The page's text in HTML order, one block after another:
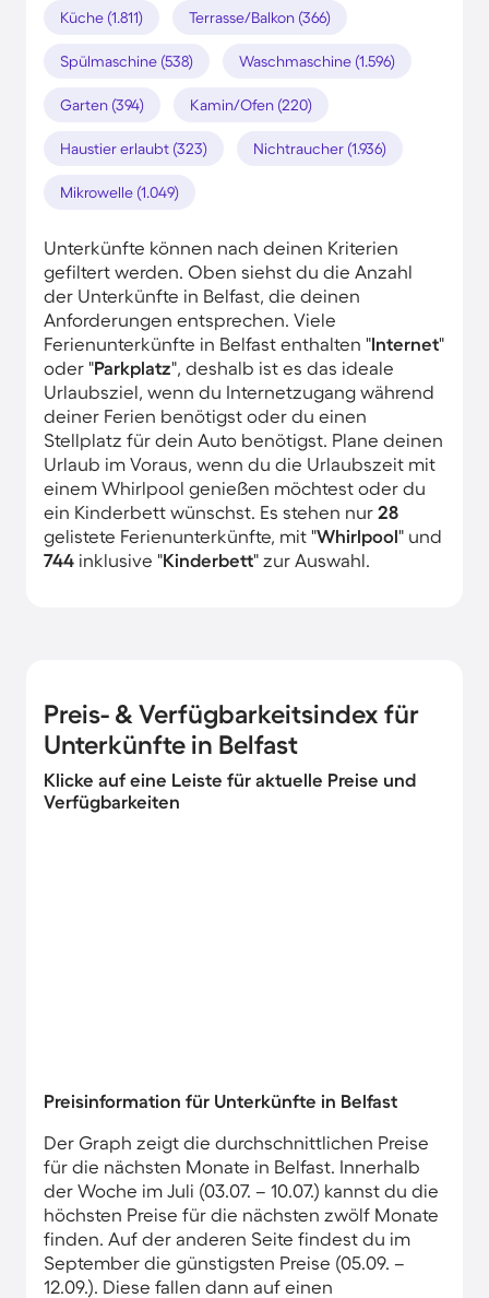
Küche (1.811) Terrasse/Balkon (366)
Spülmaschine (538) Waschmaschine (1.596)
Garten (394) Kamin/Ofen (220)
Haustier erlaubt (323) Nichtraucher (1.936)
Mikrowelle (1.049)
Unterkünfte können nach deinen Kriterien
gefiltert werden. Oben siehst du die Anzahl
der Unterkünfte in Belfast, die deinen
Anforderungen entsprechen. Viele
Ferienunterkünfte in Belfast enthalten "Internet"
oder "Parkplatz", deshalb ist es das ideale
Urlaubsziel, wenn du Internetzugang während
deiner Ferien benötigst oder du einen
Stellplatz für dein Auto benötigst. Plane deinen
Urlaub im Voraus, wenn du die Urlaubszeit mit
einem Whirlpool genießen möchtest oder du
ein Kinderbett wünschst. Es stehen nur 28
gelistete Ferienunterkünfte, mit "Whirlpool" und
744 inklusive "Kinderbett" zur Auswahl.
Preis- & Verfügbarkeitsindex für
Unterkünfte in Belfast
Klicke auf eine Leiste für aktuelle Preise und
Verfügbarkeiten
Preisinformation für Unterkünfte in Belfast
Der Graph zeigt die durchschnittlichen Preise
für die nächsten Monate in Belfast. Innerhalb
der Woche im Juli (03.07. – 10.07.) kannst du die
höchsten Preise für die nächsten zwölf Monate
finden. Auf der anderen Seite findest du im
September die günstigsten Preise (05.09. –
12.09.). Diese fallen dann auf einen